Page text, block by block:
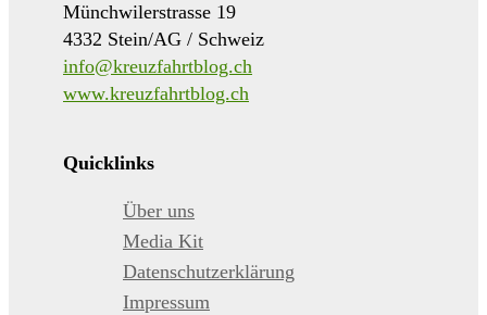
Münchwilerstrasse 19
4332 Stein/AG / Schweiz
info@kreuzfahrtblog.ch
www.kreuzfahrtblog.ch
Quicklinks
Über uns
Media Kit
Datenschutzerklärung
Impressum